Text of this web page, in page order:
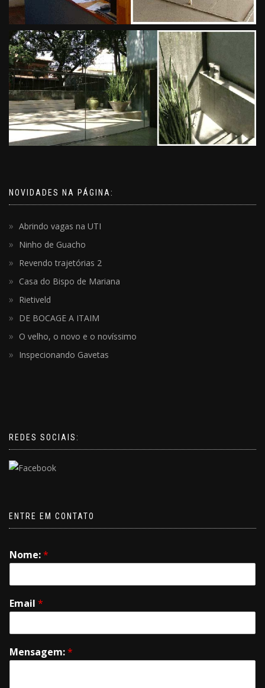
NOVIDADES NA PÁGINA:
Abrindo vagas na UTI
Ninho de Guacho
Revendo trajetórias 2
Casa do Bispo de Mariana
Rietiveld
DE BOCAGE A ITAIM
O velho, o novo e o novíssimo
Inspecionando Gavetas
REDES SOCIAIS:
ENTRE EM CONTATO
Nome:*
Email *
Mensagem:*